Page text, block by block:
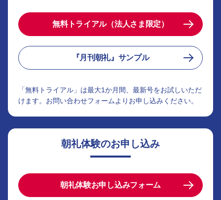
無料トライアル（法人さま限定）
『月刊朝礼』サンプル
「無料トライアル」は最大1か月間、最新号をお試しいただ
けます。お問い合わせフォームよりお申し込みください。
朝礼体験のお申し込み
朝礼体験お申し込みフォーム